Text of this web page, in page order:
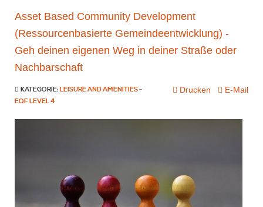
Asset Based Community Development
(Ressourcenbasierte Gemeindeentwicklung) -
Geh deinen eigenen Weg in deiner Straße oder
Nachbarschaft
Drucken E-Mail
KATEGORIE: LEISURE AND AMENITIES -
EQF LEVEL 4